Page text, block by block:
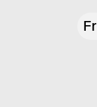
Fr